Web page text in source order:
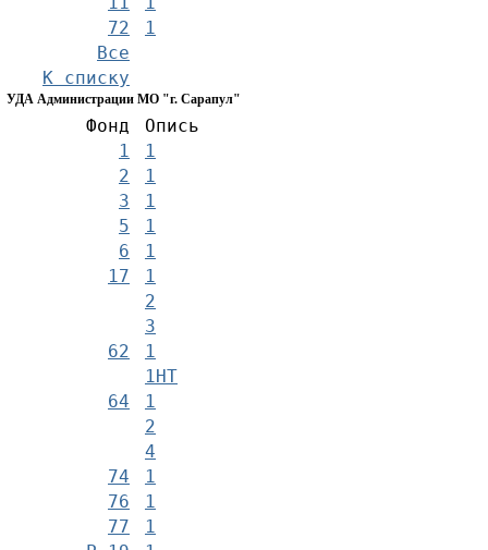
72
1
Все
К списку
УДА Администрации МО "г. Сарапул"
Фонд
Опись
1
1
2
1
3
1
5
1
6
1
17
1
2
3
62
1
1НТ
64
1
2
4
74
1
76
1
77
1